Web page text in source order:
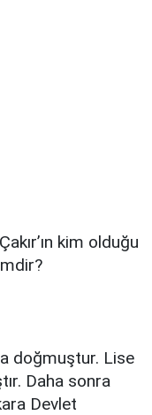
kim olduğu
doğmuştur. Lise
Daha sonra
Devlet